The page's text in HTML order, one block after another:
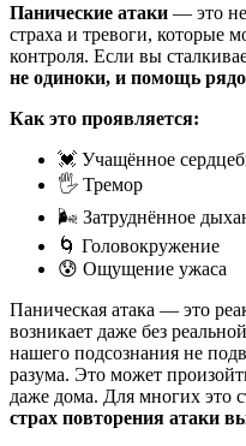
Панические атаки — это
страха и тревоги, которые
контроля. Если вы
не одиноки, и помощь
Как это проявляется:
💓 Учащённое
🖐️ Тремор
🌬️ Затруднённое
🌀 Головокружение
😰 Ощущение ужаса
Паническая атака — это
возникает даже без
нашего подсознания не
разума. Это может
даже дома. Для многих это
страх повторения атаки